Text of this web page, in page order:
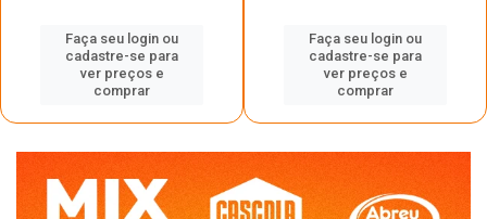
Faça seu login ou
cadastre-se para
ver preços e
comprar
Faça seu login ou
cadastre-se para
ver preços e
comprar